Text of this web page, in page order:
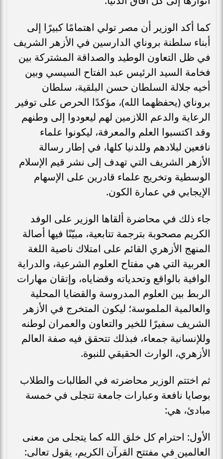
كما أكد الوزير أن مصر تولي اهتمامًا كبيرًا إلى
أبناء سلطنة بروناي الدارسين في الأزهر الشريف
في ظل التعاون الوطيد والصداقة المشتركة بين
فخامة السيد الرئيس عبد الفتاح السيسي وبين
أخيه جلالة السلطان حسن البلقية، سلطان
بروناي (يحفظهما الله)، مؤكدًا الحرص على توفير
الرعاية والدعم اللازمين لهم ليعودوا إلى وطنهم
وقد اكتسبوا العلم والمعرفة، ليكونوا علماء
نافعين لبلادهم وللدنيا كلها، في إطار رسالة
الأزهر الشريف التي تهدف إلى نشر قيم الإسلام
الوسطية وتخريج علماء قادرين على الإسهام
الإيجابي في عمارة الكون.
جاء ذلك في محاضرة ألقاها الوزير على الوفد
الكريم مصحوبة بترجمة تتابعية، مبيّنًا فيها أصالة
المنهج الأزهري القائم على امتلاك ناصية اللغة
العربية التي هي مفتاح العلوم الشرعية، والدراية
الوافية بالواقع وتحدياته وقضاياه، وإتقان مهارات
الربط بين العلوم المدروسة والقضايا المحلية
والعالمية الملموسة؛ ليكون المتخرج في الأزهر
الشريف سفيرًا للخير والتعاون والعمران لوطنه
وللإنسانية جمعاء، فبذلك تتحقق فيه صفة العالم
الأزهري، الوارث الحقيقي للنبوة.
ثم اختتم الوزير محاضرته في الطالبات والطلاب
بوصايا نافعة وعبارات جامعة تتجلى في خمسة
مبادئ، هي:
الأول: احترام كل خلق الله كما يتجلى من معنى
العالمين في مفتتح القرآن الكريم، يقول تعالى: